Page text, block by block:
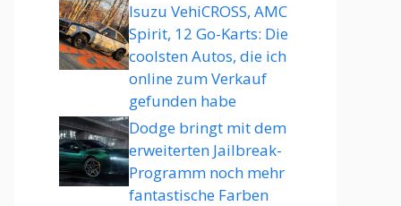
Isuzu VehiCROSS, AMC
Spirit, 12 Go-Karts: Die
coolsten Autos, die ich
online zum Verkauf
gefunden habe
Dodge bringt mit dem
erweiterten Jailbreak-
Programm noch mehr
fantastische Farben